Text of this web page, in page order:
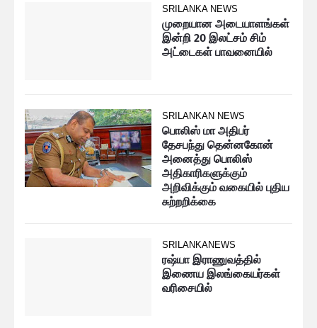
SRILANKA NEWS
முறையான அடையாளங்கள்
இன்றி 20 இலட்சம் சிம்
அட்டைகள் பாவனையில்
SRILANKAN NEWS
பொலிஸ் மா அதிபர்
தேசபந்து தென்னகோன்
அனைத்து பொலிஸ்
அதிகாரிகளுக்கும்
அறிவிக்கும் வகையில் புதிய
சுற்றறிக்கை
SRILANKANEWS
ரஷ்யா இராணுவத்தில்
இணைய இலங்கையர்கள்
வரிசையில்